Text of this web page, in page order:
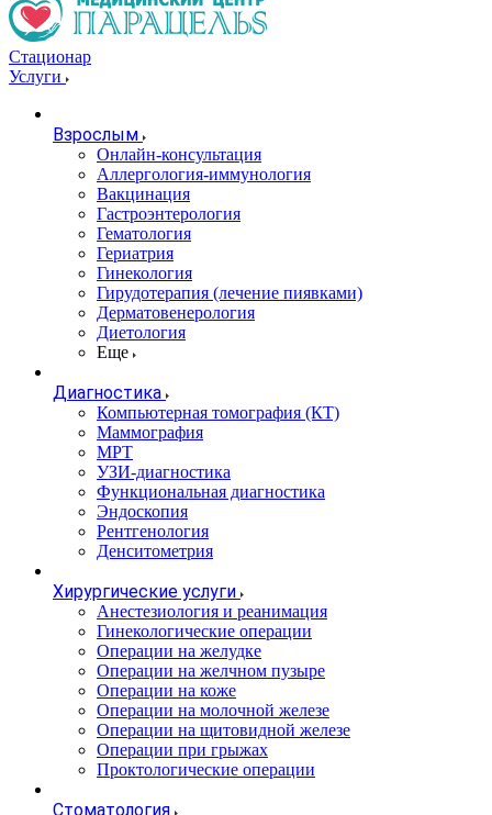
Стационар
Услуги
Взрослым
Онлайн-консультация
Аллергология-иммунология
Вакцинация
Гастроэнтерология
Гематология
Гериатрия
Гинекология
Гирудотерапия (лечение пиявками)
Дерматовенерология
Диетология
Еще
Диагностика
Компьютерная томография (КТ)
Маммография
МРТ
УЗИ-диагностика
Функциональная диагностика
Эндоскопия
Рентгенология
Денситометрия
Хирургические услуги
Анестезиология и реанимация
Гинекологические операции
Операции на желудке
Операции на желчном пузыре
Операции на коже
Операции на молочной железе
Операции на щитовидной железе
Операции при грыжах
Проктологические операции
Стоматология